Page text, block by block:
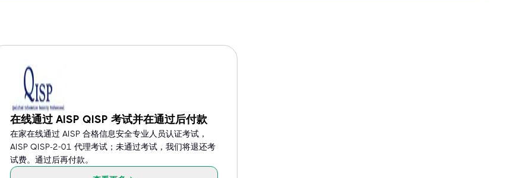
在线通过 AISP QISP 考试并在通过后付款
在家在线通过 AISP 合格信息安全专业人员认证考试，
AISP QISP-2-01 代理考试；未通过考试，我们将退还考
试费。通过后再付款。